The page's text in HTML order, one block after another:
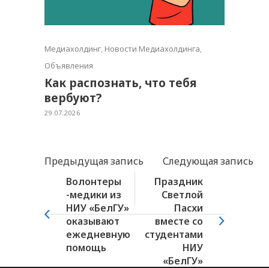
Медиахолдинг, Новости Медиахолдинга,
Объявления
Как распознать, что тебя
вербуют?
29.07.2026
Предыдущая запись
Следующая запись
Волонтеры
-медики из
НИУ «БелГУ»
оказывают
ежедневную
помощь
Праздник
Светлой
Пасхи
вместе со
студентами
НИУ
«БелГУ»